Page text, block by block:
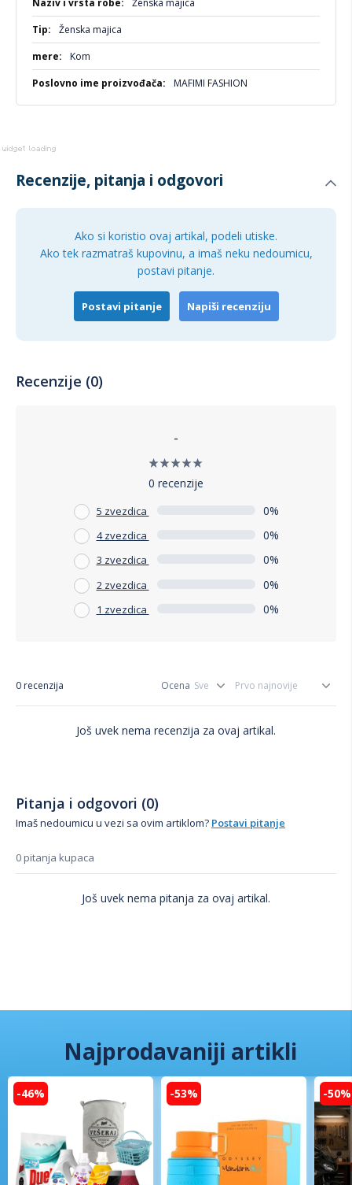
informacija
Ženska majica
Ženska majica
Kom
MAFIMI FASHION
Recenzije, pitanja i odgovori
Ako si koristio ovaj artikal, podeli utiske.
Ako tek razmatraš kupovinu, a imaš neku nedoumicu,
postavi pitanje.
Postavi pitanje Napiši recenziju
Recenzije (0)
-
0 recenzije
5 zvezdica 0%
4 zvezdica 0%
3 zvezdica 0%
2 zvezdica 0%
1 zvezdica 0%
0 recenzija Ocena
Još uvek nema recenzija za ovaj artikal.
Pitanja i odgovori (0)
Imaš nedoumicu u vezi sa ovim artiklom? Postavi pitanje
0 pitanja kupaca
Još uvek nema pitanja za ovaj artikal.
Najprodavaniji artikli
-46% -53% -50%